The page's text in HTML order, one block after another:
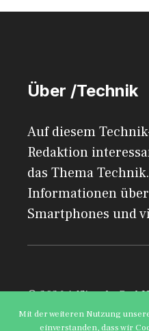
Über /Technik
Auf diesem
Redaktion
das Thema
Informationen
Smartphones und
© 2026 AdSimple
Mit der weiteren Nutzung
einverstanden, dass wir